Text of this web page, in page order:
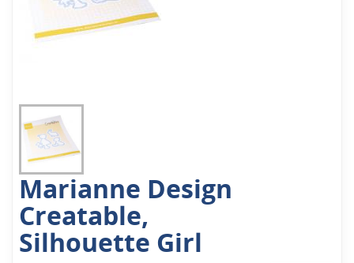
Marianne Design
Creatable,
Silhouette Girl